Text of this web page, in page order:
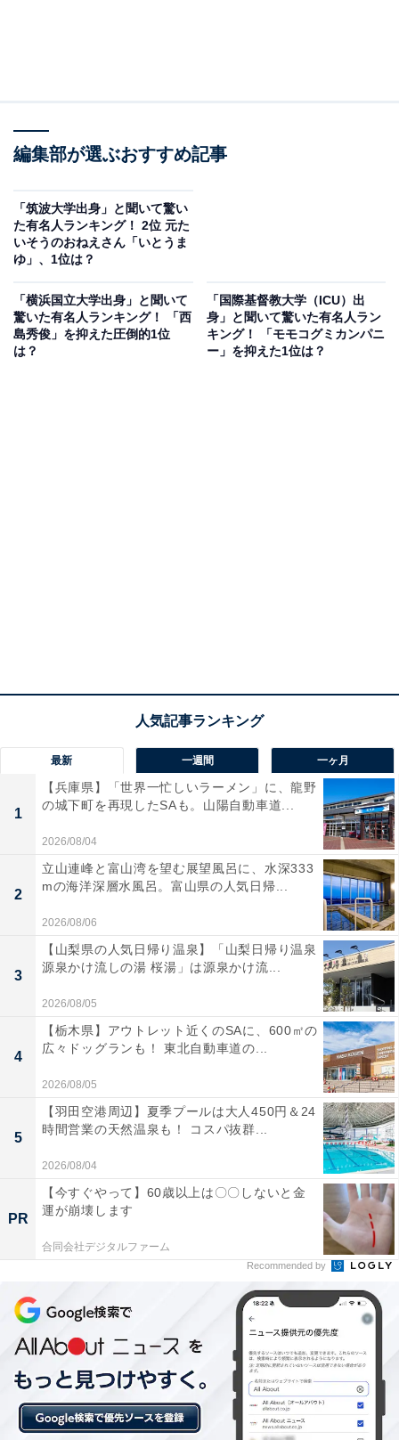
編集部が選ぶおすすめ記事
「筑波大学出身」と聞いて驚い
た有名人ランキング！ 2位 元た
いそうのおねえさん「いとうま
ゆ」、1位は？
「横浜国立大学出身」と聞いて
驚いた有名人ランキング！ 「西
島秀俊」を抑えた圧倒的1位
は？
「国際基督教大学（ICU）出
身」と聞いて驚いた有名人ラン
キング！ 「モモコグミカンパニ
ー」を抑えた1位は？
最新 一週間 一ヶ月
1
【兵庫県】「世界一忙しいラーメン」に、龍野
の城下町を再現したSAも。山陽自動車道...
2026/08/04
2
立山連峰と富山湾を望む展望風呂に、水深333
mの海洋深層水風呂。富山県の人気日帰...
2026/08/06
3
【山梨県の人気日帰り温泉】「山梨日帰り温泉
源泉かけ流しの湯 桜湯」は源泉かけ流...
2026/08/05
4
【栃木県】アウトレット近くのSAに、600㎡の
広々ドッグランも！ 東北自動車道の...
2026/08/05
5
【羽田空港周辺】夏季プールは大人450円＆24
時間営業の天然温泉も！ コスパ抜群...
2026/08/04
PR
【今すぐやって】60歳以上は〇〇しないと金
運が崩壊します
合同会社デジタルファーム
Recommended by